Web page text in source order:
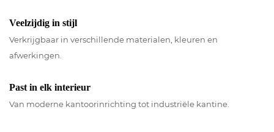
Veelzijdig in stijl
Verkrijgbaar in verschillende materialen, kleuren en
afwerkingen.
Past in elk interieur
Van moderne kantoorinrichting tot industriële kantine.